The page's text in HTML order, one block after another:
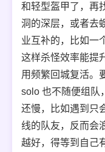
和轻型盔甲了，再
洞的深层，或者去
业互补的，比如一
这样杀怪效率能提
用频繁回城复活。
solo 也不随便组队
还慢，比如遇到只
线的队友，反而会
越好，得等到自己